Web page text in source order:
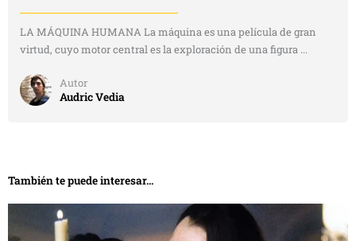
LA MÁQUINA HUMANA La máquina es una película de gran
virtud, cuyo motor central es la exploración de una figura ...
Autor
Audric Vedia
También te puede interesar...